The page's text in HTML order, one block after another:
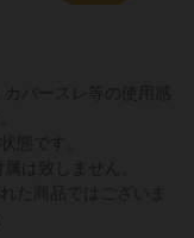
た商品ではございま